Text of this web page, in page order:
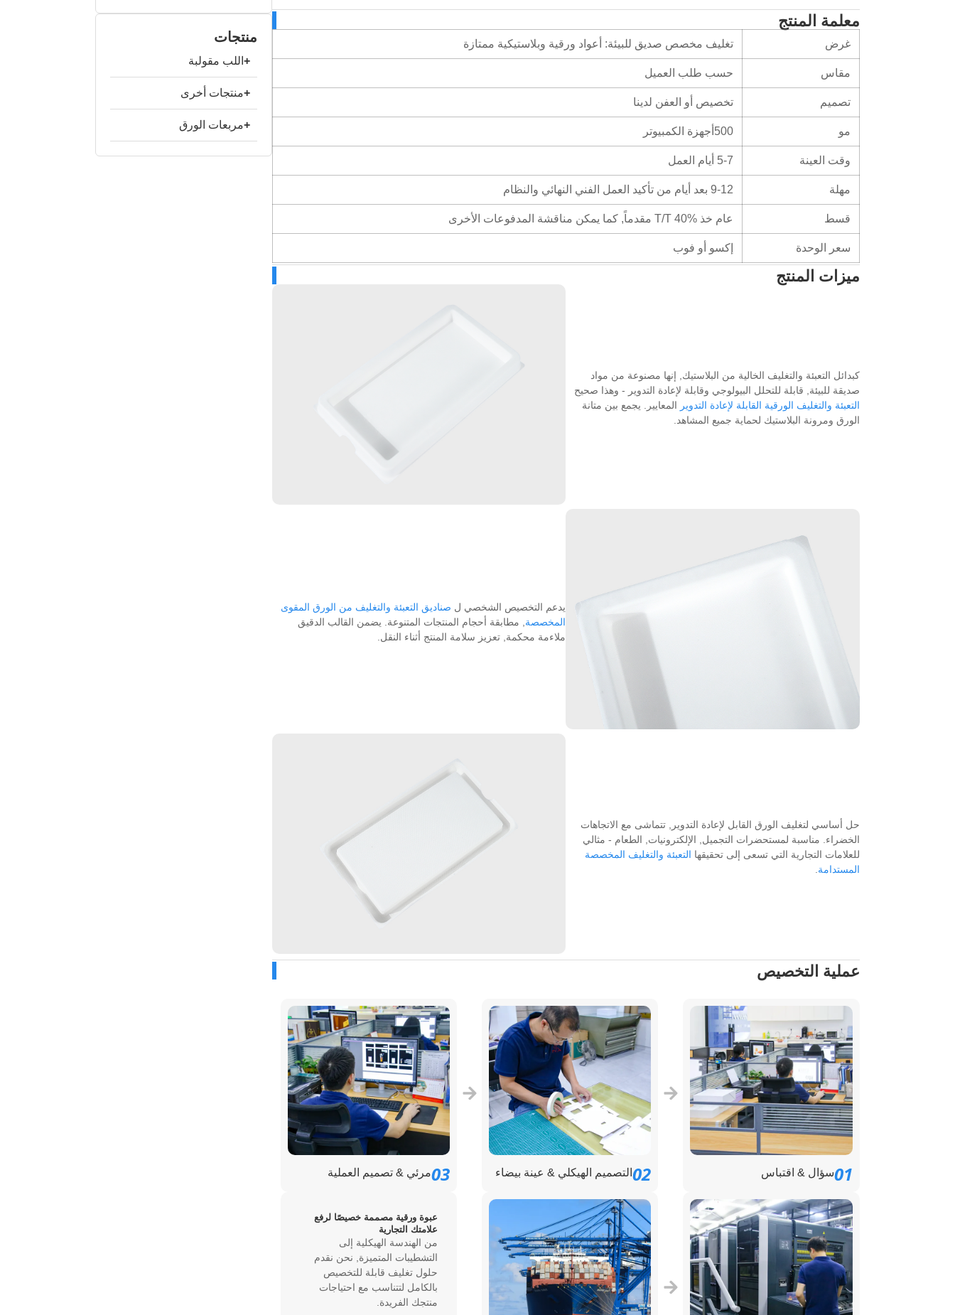
معلمة المنتج
غرض تغليف مخصص صديق للبيئة: أعواد ورقية وبلاستيكية ممتازة
مقاس حسب طلب العميل
تصميم تخصيص أو العفن لدينا
مو 500أجهزة الكمبيوتر
وقت العينة 5-7 أيام العمل
مهلة 9-12 بعد أيام من تأكيد العمل الفني النهائي والنظام
قسط عام خذ T/T 40% مقدماً, كما يمكن مناقشة المدفوعات الأخرى
سعر الوحدة إكسو أو فوب
ميزات المنتج
كبدائل التعبئة والتغليف الخالية من البلاستيك, إنها مصنوعة من مواد
صديقة للبيئة, قابلة للتحلل البيولوجي وقابلة لإعادة التدوير - وهذا صحيح
التعبئة والتغليف الورقية القابلة لإعادة التدوير المعايير. يجمع بين متانة
الورق ومرونة البلاستيك لحماية جميع المشاهد.
يدعم التخصيص الشخصي ل صناديق التعبئة والتغليف من الورق المقوى
المخصصة, مطابقة أحجام المنتجات المتنوعة. يضمن القالب الدقيق
ملاءمة محكمة, تعزيز سلامة المنتج أثناء النقل.
حل أساسي لتغليف الورق القابل لإعادة التدوير, تتماشى مع الاتجاهات
الخضراء. مناسبة لمستحضرات التجميل, الإلكترونيات, الطعام - مثالي
للعلامات التجارية التي تسعى إلى تحقيقها التعبئة والتغليف المخصصة
المستدامة
عملية التخصيص
01سؤال & اقتباس 02التصميم الهيكلي & عينة بيضاء 03مرئي & تصميم العملية
عبوة ورقية مصممة خصيصًا لرفع
علامتك التجارية
من الهندسة الهيكلية إلى
التشطيبات المتميزة, نحن نقدم
حلول تغليف قابلة للتخصيص
بالكامل لتتناسب مع احتياجات
منتجك الفريدة.
منتجات
+ اللب مقولبة
+منتجات أخرى
+مربعات الورق